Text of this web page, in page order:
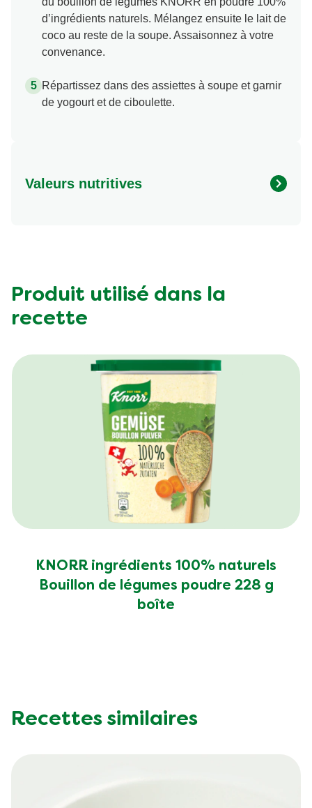
d’ingrédients naturels. Mélangez ensuite le lait de
coco au reste de la soupe. Assaisonnez à votre
convenance.
Répartissez dans des assiettes à soupe et garnir
de yogourt et de ciboulette.
Valeurs nutritives
Carbohydrates (g)
Fat (g)
Fibre (g)
Produit utilisé dans la
recette
KNORR ingrédients 100% naturels
Bouillon de légumes poudre 228 g
boîte
Recettes similaires